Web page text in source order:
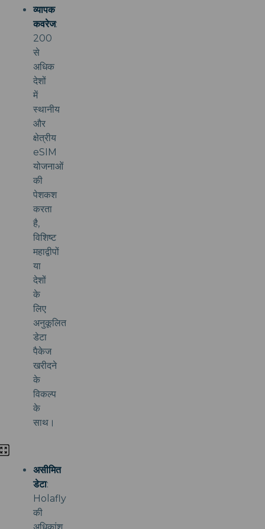
व्यापक
कवरेज:
200
से
अधिक
देशों
में
स्थानीय
और
क्षेत्रीय
eSIM
योजनाओं
की
पेशकश
करता
है,
विशिष्ट
महाद्वीपों
या
देशों
के
लिए
अनुकूलित
डेटा
पैकेज
खरीदने
के
विकल्प
के
साथ।
असीमित
डेटा:
Holafly
की